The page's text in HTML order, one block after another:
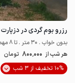
رزرو بوم گردی در دزپارت -
بدون خواب . 30 متر . تا 8 مهمان
هر شب از 800٬000 تومان
10% تخفیف از 3 شب